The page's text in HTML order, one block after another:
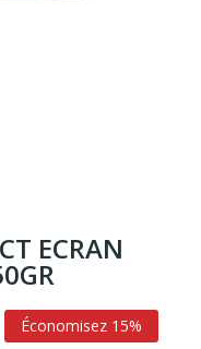
ECRAN
Économisez 15%